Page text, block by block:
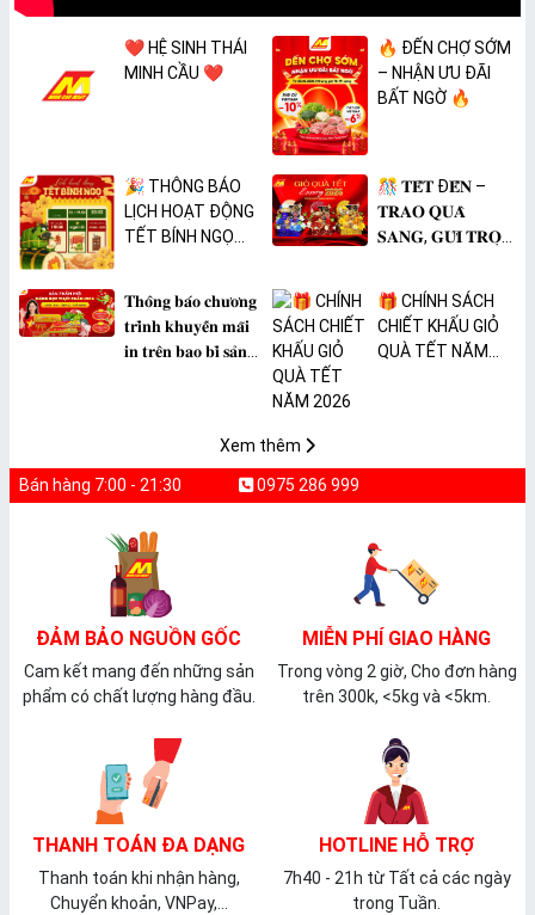
❤️ HỆ SINH THÁI
MINH CẦU ❤️
🔥 ĐẾN CHỢ SỚM
– NHẬN ƯU ĐÃI
BẤT NGỜ 🔥
🎉 THÔNG BÁO
LỊCH HOẠT ĐỘNG
TẾT BÍNH NGỌ
🎊 𝐓𝐄̂́𝐓 Đ𝐄̂́𝐍 –
𝐓𝐑𝐀𝐎 𝐐𝐔𝐀̀
𝐒𝐀𝐍𝐆, 𝐆𝐔̛̉𝐈 𝐓𝐑𝐎̣𝐍
𝐓𝐡𝐨̂𝐧𝐠 𝐛𝐚́𝐨 𝐜𝐡𝐮̛𝐨̛𝐧𝐠
𝐭𝐫𝐢̀𝐧𝐡 𝐤𝐡𝐮𝐲𝐞̂́𝐧 𝐦𝐚̃𝐢
𝐢𝐧 𝐭𝐫𝐞̂𝐧 𝐛𝐚𝐨 𝐛𝐢̀ 𝐬𝐚̉𝐧
🎁 CHÍNH SÁCH
CHIẾT KHẤU GIỎ
QUÀ TẾT NĂM
Xem thêm
Bán hàng 7:00 - 21:30 0975 286 999
ĐẢM BẢO NGUỒN GỐC
Cam kết mang đến những sản
phẩm có chất lượng hàng đầu.
MIỄN PHÍ GIAO HÀNG
Trong vòng 2 giờ, Cho đơn hàng
trên 300k, <5kg và <5km.
THANH TOÁN ĐA DẠNG
Thanh toán khi nhận hàng,
Chuyển khoản, VNPay,...
HOTLINE HỖ TRỢ
7h40 - 21h từ Tất cả các ngày
trong Tuần.